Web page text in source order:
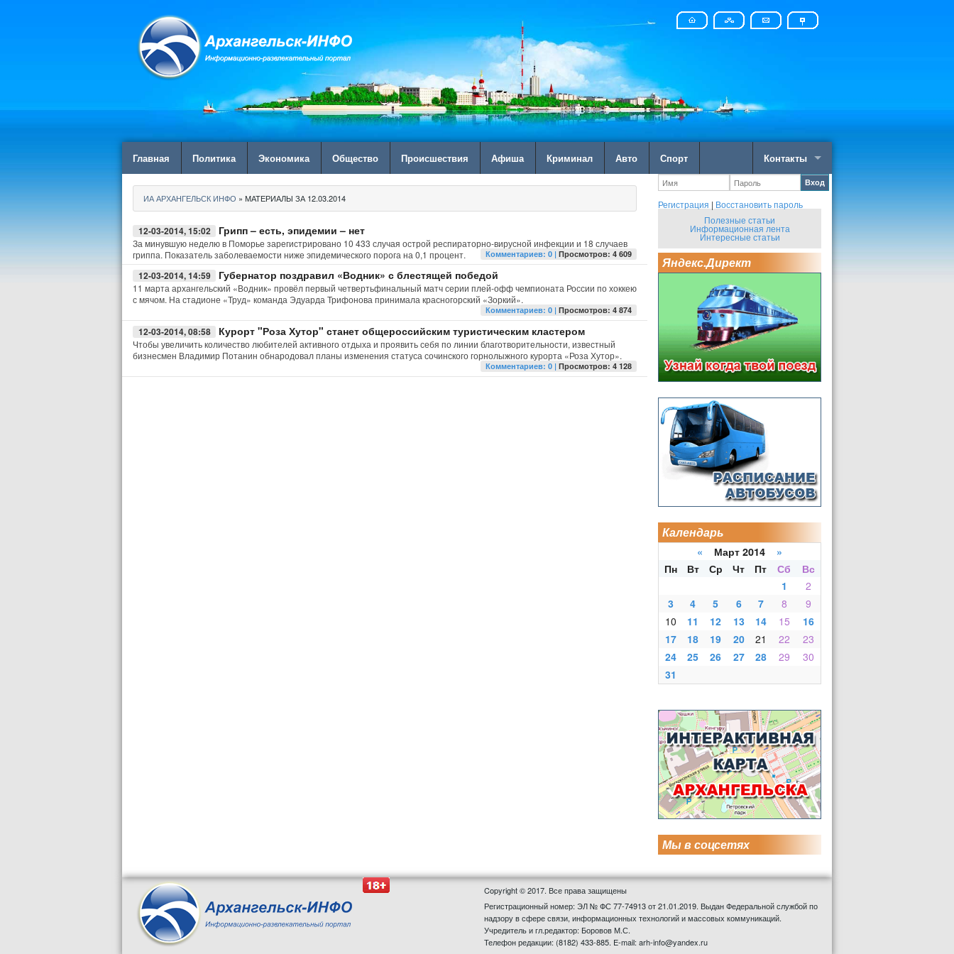
Главная Политика Экономика Общество Происшествия Афиша Криминал Авто Спорт Контакты
ИА АРХАНГЕЛЬСК ИНФО » МАТЕРИАЛЫ ЗА 12.03.2014
12-03-2014, 15:02 Грипп – есть, эпидемии – нет
За минувшую неделю в Поморье зарегистрировано 10 433 случая острой респираторно-вирусной инфекции и 18 случаев
гриппа. Показатель заболеваемости ниже эпидемического порога на 0,1 процент.
Комментариев: 0 |Просмотров: 4 609
12-03-2014, 14:59 Губернатор поздравил «Водник» с блестящей победой
11 марта архангельский «Водник» провёл первый четвертьфинальный матч серии плей-офф чемпионата России по хоккею
с мячом. На стадионе «Труд» команда Эдуарда Трифонова принимала красногорский «Зоркий».
Комментариев: 0 |Просмотров: 4 874
12-03-2014, 08:58 Курорт "Роза Хутор" станет общероссийским туристическим кластером
Чтобы увеличить количество любителей активного отдыха и проявить себя по линии благотворительности, известный
бизнесмен Владимир Потанин обнародовал планы изменения статуса сочинского горнолыжного курорта «Роза Хутор».
Комментариев: 0 |Просмотров: 4 128
Вход
Регистрация | Восстановить пароль
Полезные статьи
Информационная лента
Интересные статьи
Яндекс.Директ
Календарь
« Март 2014 »
Пн
Вт Ср Чт Пт Сб
Вс
1
2
3
4 5 6 7 8
9
10
11 12 13 14 15
16
17
18 19 20 21 22
23
24
25 26 27 28 29
30
31
Мы в соцсетях
Copyright © 2017. Все права защищены
Регистрационный номер: ЭЛ № ФС 77-74913 от 21.01.2019. Выдан Федеральной службой по
надзору в сфере связи, информационных технологий и массовых коммуникаций.
Учредитель и гл.редактор: Боровов М.С.
Телефон редакции: (8182) 433-885. E-mail: arh-info@yandex.ru